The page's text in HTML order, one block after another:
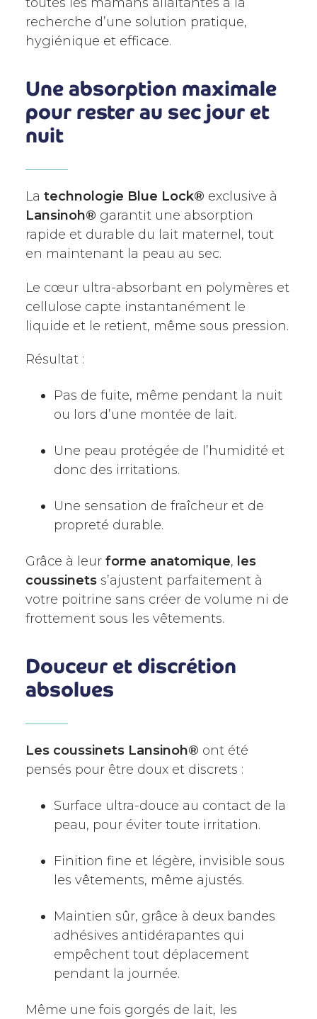
recherche d’une solution pratique,
hygiénique et efficace.
Une absorption maximale
pour rester au sec jour et
nuit
La technologie Blue Lock® exclusive à
Lansinoh® garantit une absorption
rapide et durable du lait maternel, tout
en maintenant la peau au sec.
Le cœur ultra-absorbant en polymères et
cellulose capte instantanément le
liquide et le retient, même sous pression.
Résultat :
Pas de fuite, même pendant la nuit
ou lors d’une montée de lait.
Une peau protégée de l’humidité et
donc des irritations.
Une sensation de fraîcheur et de
propreté durable.
Grâce à leur forme anatomique, les
coussinets s’ajustent parfaitement à
votre poitrine sans créer de volume ni de
frottement sous les vêtements.
Douceur et discrétion
absolues
Les coussinets Lansinoh® ont été
pensés pour être doux et discrets :
Surface ultra-douce au contact de la
peau, pour éviter toute irritation.
Finition fine et légère, invisible sous
les vêtements, même ajustés.
Maintien sûr, grâce à deux bandes
adhésives antidérapantes qui
empêchent tout déplacement
pendant la journée.
Même une fois gorgés de lait, les